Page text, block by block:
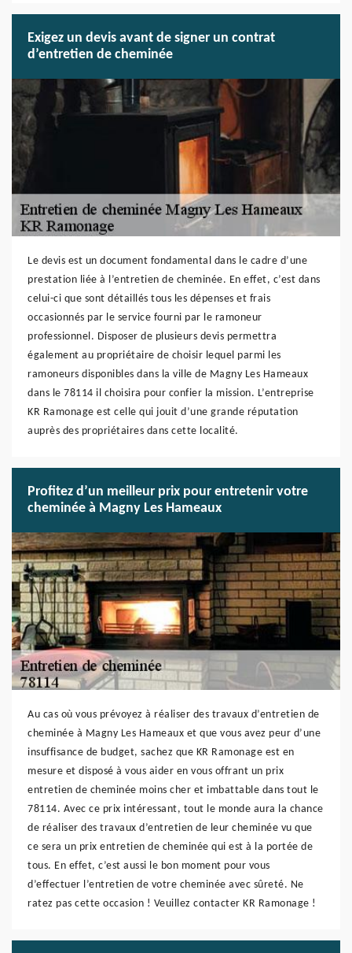
Exigez un devis avant de signer un contrat
d’entretien de cheminée
Le devis est un document fondamental dans le cadre d’une
prestation liée à l’entretien de cheminée. En effet, c’est dans
celui-ci que sont détaillés tous les dépenses et frais
occasionnés par le service fourni par le ramoneur
professionnel. Disposer de plusieurs devis permettra
également au propriétaire de choisir lequel parmi les
ramoneurs disponibles dans la ville de Magny Les Hameaux
dans le 78114 il choisira pour confier la mission. L’entreprise
KR Ramonage est celle qui jouit d’une grande réputation
auprès des propriétaires dans cette localité.
Profitez d’un meilleur prix pour entretenir votre
cheminée à Magny Les Hameaux
Au cas où vous prévoyez à réaliser des travaux d’entretien de
cheminée à Magny Les Hameaux et que vous avez peur d’une
insuffisance de budget, sachez que KR Ramonage est en
mesure et disposé à vous aider en vous offrant un prix
entretien de cheminée moins cher et imbattable dans tout le
78114. Avec ce prix intéressant, tout le monde aura la chance
de réaliser des travaux d’entretien de leur cheminée vu que
ce sera un prix entretien de cheminée qui est à la portée de
tous. En effet, c’est aussi le bon moment pour vous
d’effectuer l’entretien de votre cheminée avec sûreté. Ne
ratez pas cette occasion ! Veuillez contacter KR Ramonage !